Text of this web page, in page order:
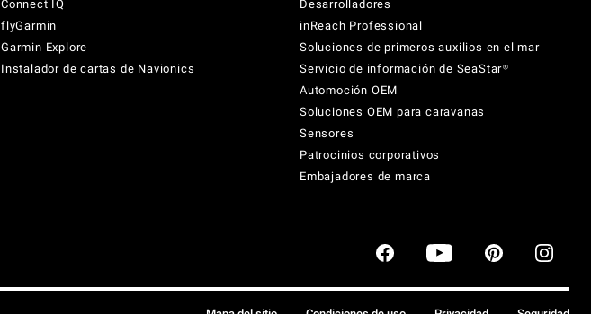
Connect IQ
flyGarmin
Garmin Explore
Instalador de cartas de Navionics
Desarrolladores
inReach Professional
Soluciones de primeros auxilios en el mar
Servicio de información de SeaStar®
Automoción OEM
Soluciones OEM para caravanas
Sensores
Patrocinios corporativos
Embajadores de marca